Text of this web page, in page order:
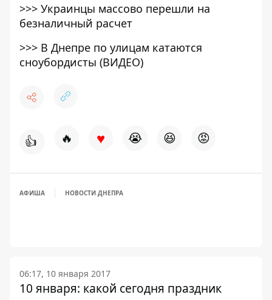
>>> Украинцы массово перешли на
безналичный расчет
>>> В Днепре по улицам катаются
сноубордисты (ВИДЕО)
👍 🔥 ♥ 😭 😆 😡
АФИША НОВОСТИ ДНЕПРА
06:17, 10 января 2017
10 января: какой сегодня праздник